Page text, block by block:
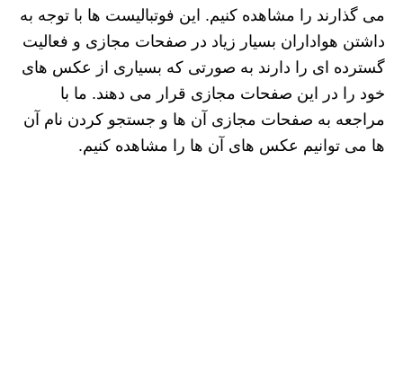
می گذارند را مشاهده کنیم. این فوتبالیست ها با توجه به
داشتن هواداران بسیار زیاد در صفحات مجازی و فعالیت
گسترده ای را دارند به صورتی که بسیاری از عکس های
خود را در این صفحات مجازی قرار می دهند. ما با
مراجعه به صفحات مجازی آن ها و جستجو کردن نام آن
ها می توانیم عکس های آن ها را مشاهده کنیم.